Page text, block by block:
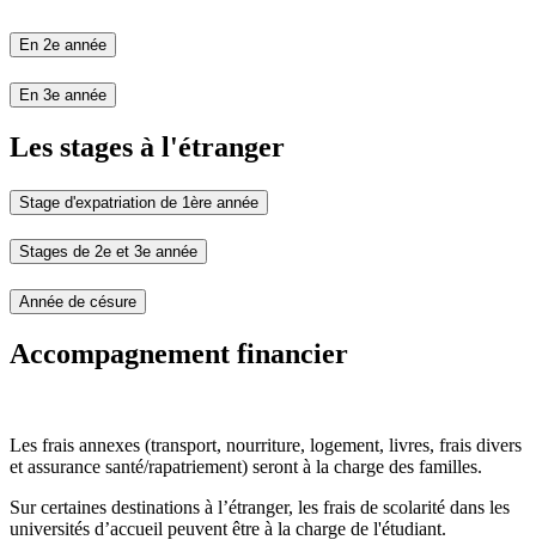
En 2e année
En 3e année
Les stages à l'étranger
Stage d'expatriation de 1ère année
Stages de 2e et 3e année
Année de césure
Accompagnement financier
Les frais annexes (transport, nourriture, logement, livres, frais divers
et assurance santé/rapatriement) seront à la charge des familles.
Sur certaines destinations à l’étranger, les frais de scolarité dans les
universités d’accueil peuvent être à la charge de l'étudiant.